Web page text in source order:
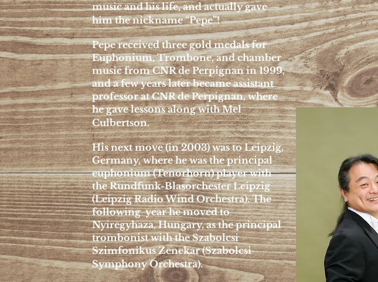
music and his life, and actually gave
him the nickname “Pepe”!
Pepe received three gold medals for
Euphonium, Trombone, and chamber
music from CNR de Perpignan in 1999,
and a few years later became assistant
professor at CNR de Perpignan, where
he gave lessons along with Mel
Culbertson.
His next move (in 2003) was to Leipzig,
Germany, where he was the principal
euphonium (Tenorhorn) player with
the Rundfunk-Blasorchester Leipzig
(Leipzig Radio Wind Orchestra). The
following year he moved to
Nyiregyhaza, Hungary, as the principal
trombonist with the Szabolcsi
Szimfonikus Zenekar (Szabolcsi
Symphony Orchestra).